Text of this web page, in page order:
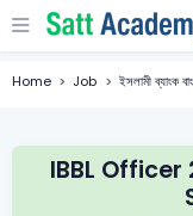
Home Job ইসলামী ব্যাংক
IBBL Officer